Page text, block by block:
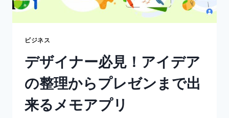
す
モ
ア
プ
リ
を
ご
ビジネス
デザイナー必見！アイデア
の整理からプレゼンまで出
来るメモアプリ